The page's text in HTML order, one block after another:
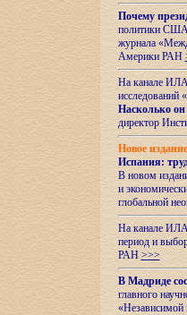
Почему
политики США
журнала
Америки РАН
На канале ИЛА
исследований «
Насколько он
директор
Новое
Испания:
В новом
и
глобальной
На канале
период и
РАН >>>
В Мадриде
главного
«Независимой